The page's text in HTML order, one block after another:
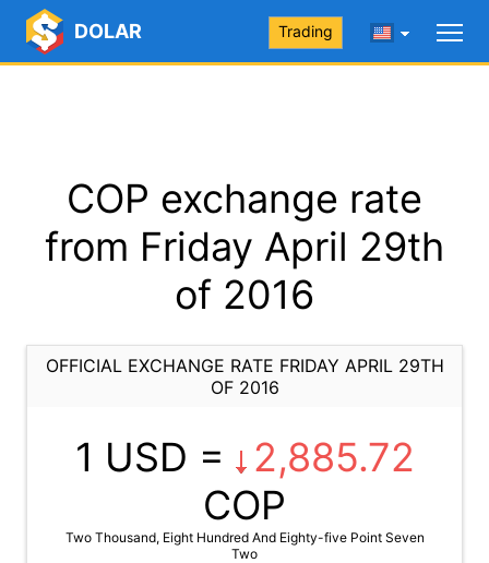
DOLAR Trading
COP exchange rate
from Friday April 29th
of 2016
OFFICIAL EXCHANGE RATE FRIDAY APRIL 29TH
OF 2016
1 USD =
2,885.72
COP
Two Thousand, Eight Hundred And Eighty-five Point Seven
Two